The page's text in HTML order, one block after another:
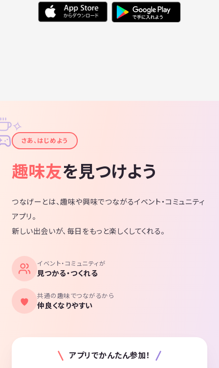
✦
✧
さあ、はじめよう
趣味友を見つけよう
つなげーとは、趣味や興味でつながるイベント・コミュニティ
アプリ。
新しい出会いが、毎日をもっと楽しくしてくれる。
イベント・コミュニティが
見つかる・つくれる
共通の趣味でつながるから
仲良くなりやすい
アプリでかんたん参加！